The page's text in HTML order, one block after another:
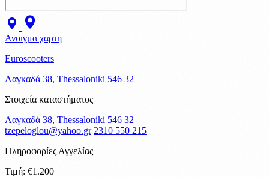
Ανοιγμα χαρτη
Euroscooters
Λαγκαδά 38, Thessaloniki 546 32
Στοιχεία καταστήματος
Λαγκαδά 38, Thessaloniki 546 32
tzepeloglou@yahoo.gr 2310 550 215
Πληροφορίες Αγγελίας
Τιμή: €1.200